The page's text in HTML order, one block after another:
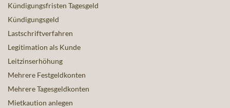
Kündigungsfristen Tagesgeld
Kündigungsgeld
Lastschriftverfahren
Legitimation als Kunde
Leitzinserhöhung
Mehrere Festgeldkonten
Mehrere Tagesgeldkonten
Mietkaution anlegen